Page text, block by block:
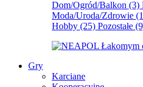
Dom/Ogród/Balkon (3)
Moda/Uroda/Zdrowie
Hobby (25) Pozostałe
Gry
Karciane